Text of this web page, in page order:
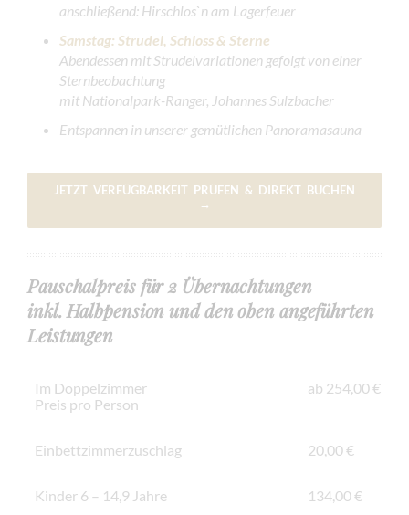
anschließend: Hirschlos`n am Lagerfeuer
Samstag: Strudel, Schloss & Sterne
Abendessen mit Strudelvariationen gefolgt von einer
Sternbeobachtung
mit Nationalpark-Ranger, Johannes Sulzbacher
Entspannen in unserer gemütlichen Panoramasauna
JETZT VERFÜGBARKEIT PRÜFEN & DIREKT BUCHEN
→
Pauschalpreis für 2 Übernachtungen
inkl. Halbpension und den oben angeführten
Leistungen
Im Doppelzimmer
Preis pro Person
ab 254,00 €
Einbettzimmerzuschlag 20,00 €
Kinder 6 – 14,9 Jahre 134,00 €